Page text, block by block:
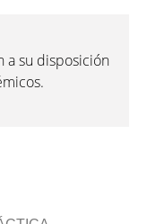
a su disposición